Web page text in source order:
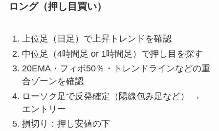
ロング（押し目買い）
上位足（日足）で上昇トレンドを確認
中位足（4時間足 or 1時間足）で押し目を探す
20EMA・フィボ50％・トレンドラインなどの重
合ゾーンを確認
ローソク足で反発確定（陽線包み足など） →
エントリー
損切り：押し安値の下